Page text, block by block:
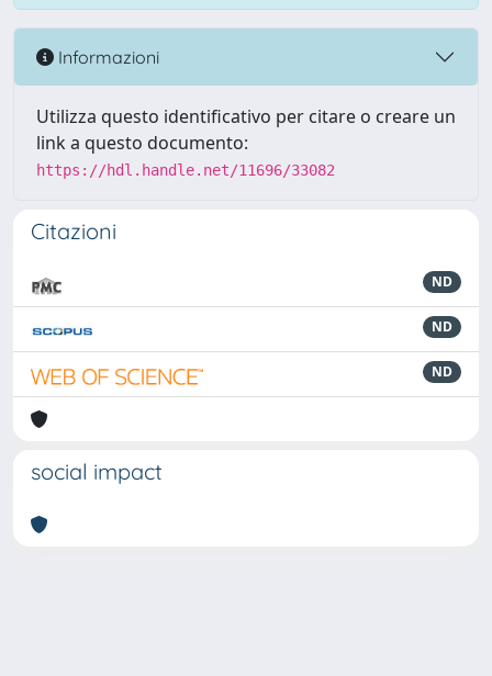
Informazioni
Utilizza questo identificativo per citare o creare un
link a questo documento:
https://hdl.handle.net/11696/33082
Citazioni
ND
ND
ND
social impact